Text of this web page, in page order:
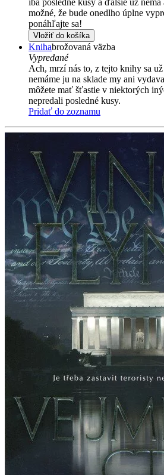
iba posledné kusy a ďalšie už
možné, že bude onedlho úplne
ponáhľajte sa!
Vložiť do košíka
Knihabrožovaná väzba
Vypredané
Ach, mrzí nás to, z tejto knihy sa
nemáme ju na sklade my ani
môžete mať šťastie v niektorých
nepredali posledné kusy.
Pridať do zoznamu